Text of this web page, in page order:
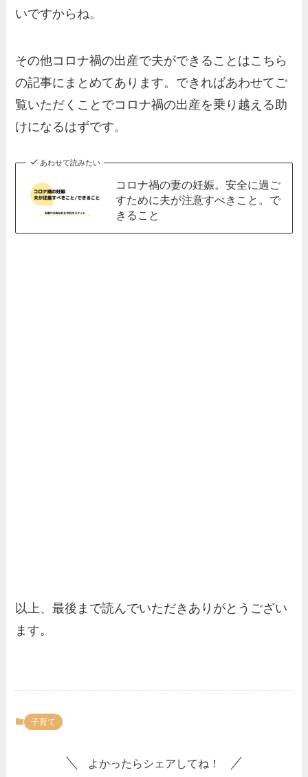
いですからね。
その他コロナ禍の出産で夫ができることはこちら
の記事にまとめてあります。できればあわせてご
覧いただくことでコロナ禍の出産を乗り越える助
けになるはずです。
あわせて読みたい
コロナ禍の妻の妊娠。安全に過ご
すために夫が注意すべきこと。で
きること
以上、最後まで読んでいただきありがとうござい
ます。
子育て
よかったらシェアしてね！